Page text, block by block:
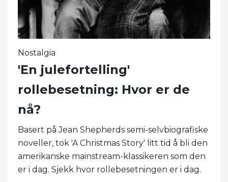
Nostalgia
'En julefortelling'
rollebesetning: Hvor er de
nå?
Basert på Jean Shepherds semi-selvbiografiske
noveller, tok 'A Christmas Story' litt tid å bli den
amerikanske mainstream-klassikeren som den
er i dag. Sjekk hvor rollebesetningen er i dag.